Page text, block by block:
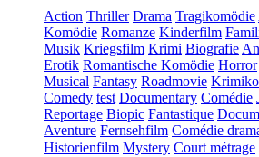
Action Thriller Drama Tragikomödie
Komödie Romanze Kinderfilm
Musik Kriegsfilm Krimi Biografie
Erotik Romantische Komödie Horror
Musical Fantasy Roadmovie
Comedy test Documentary Comédie
Reportage Biopic Fantastique
Aventure Fernsehfilm Comédie
Historienfilm Mystery Court métrage